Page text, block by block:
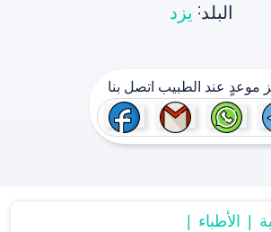
البلد: يزد
موعدٍ عند الطبيب اتصل بنا
الأطباء